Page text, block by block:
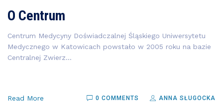
O Centrum
Centrum Medycyny Doświadczalnej Śląskiego Uniwersytetu
Medycznego w Katowicach powstało w 2005 roku na bazie
Centralnej Zwierz...
Read More 0 COMMENTS ANNA SŁUGOCKA